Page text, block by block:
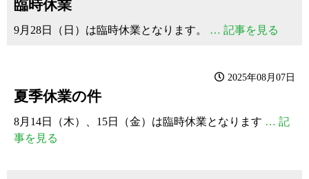
臨時休業
9月28日（日）は臨時休業となります。 … 記事を見る
2025年08月07日
夏季休業の件
8月14日（木）、15日（金）は臨時休業となります … 記
事を見る